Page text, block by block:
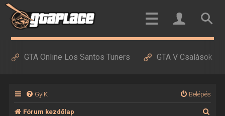
GTA Online Los Santos Tuners GTA V Csalások
GyIK Belépés
Fórum kezdőlap